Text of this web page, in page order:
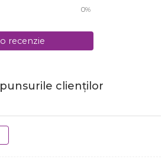
0%
recenzie
clienților